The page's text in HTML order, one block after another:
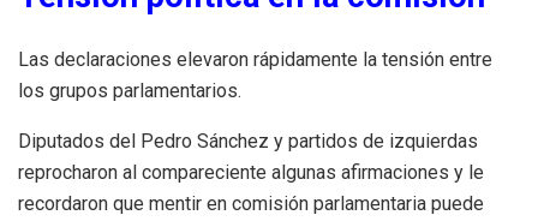
Las declaraciones elevaron rápidamente la tensión entre
los grupos parlamentarios.
Diputados del Pedro Sánchez y partidos de izquierdas
reprocharon al compareciente algunas afirmaciones y le
recordaron que mentir en comisión parlamentaria puede